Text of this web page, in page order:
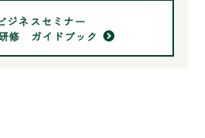
ジネスセミナー
修 ガイドブック